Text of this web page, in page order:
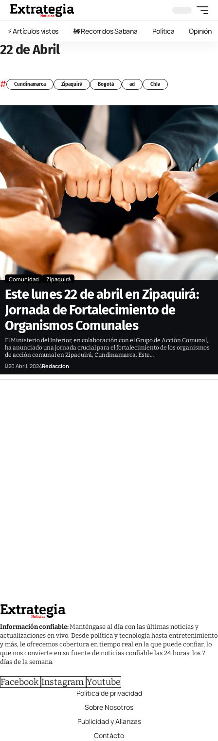
⚡️ Artículos vistos 🚂 Recorridos Sabana Política Opinión
22 de Abril
# Cundinamarca Zipaquirá Bogotá ad Chía
Comunidad Zipaquirá
Este lunes 22 de abril en Zipaquirá:
Jornada de Fortalecimiento de
Organismos Comunales
El Ministerio del Interior, en colaboración con el Grupo de Acción Comunal,
ha anunciado una jornada crucial para el fortalecimiento de los organismos
de acción comunal en Zipaquirá, Cundinamarca. Este…
20 Abril, 2024Redacción
Información confiable:Manténgase al día con las últimas noticias y
actualizaciones en vivo. Desde política y tecnología hasta entretenimiento
y más, le ofrecemos cobertura en tiempo real en la que puede confiar, lo
que nos convierte en su fuente de noticias confiable las 24 horas, los 7
días de la semana.
Facebook Instagram Youtube
Política de privacidad
Sobre Nosotros
Publicidad y Alianzas
Contácto